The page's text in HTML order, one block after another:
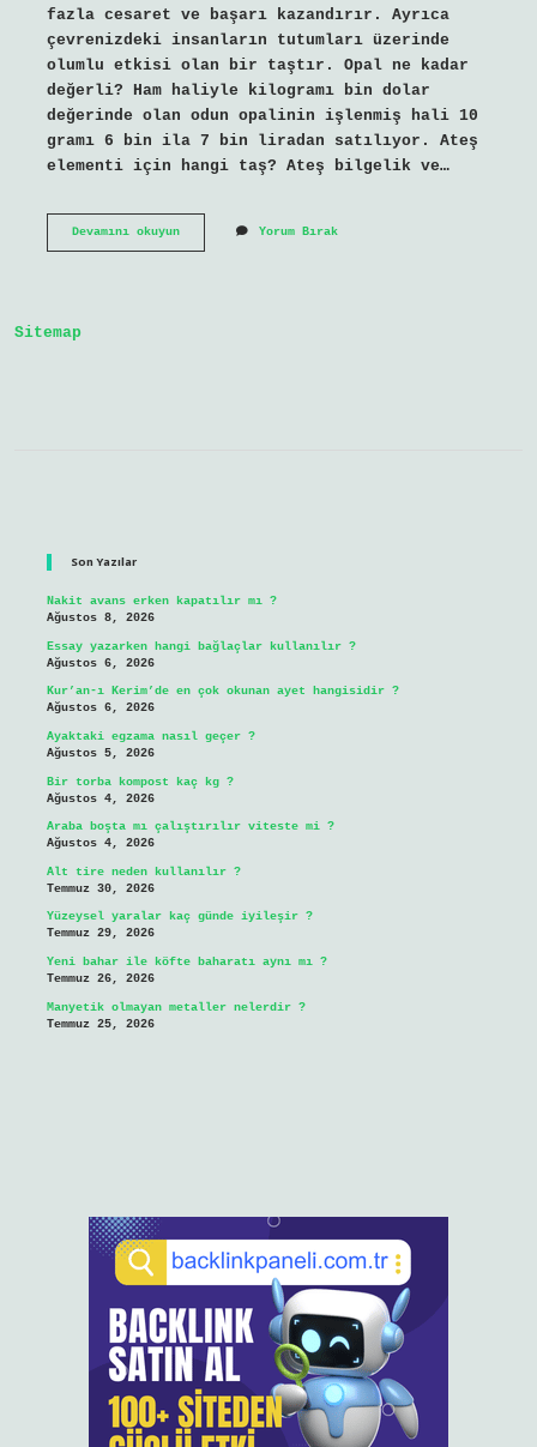
fazla cesaret ve başarı kazandırır. Ayrıca
çevrenizdeki insanların tutumları üzerinde
olumlu etkisi olan bir taştır. Opal ne kadar
değerli? Ham haliyle kilogramı bin dolar
değerinde olan odun opalinin işlenmiş hali 10
gramı 6 bin ila 7 bin liradan satılıyor. Ateş
elementi için hangi taş? Ateş bilgelik ve…
Devamını okuyunAteş
Yorum Bırak
Sitemap
Son Yazılar
Nakit avans erken kapatılır mı ?
Ağustos 8, 2026
Essay yazarken hangi bağlaçlar kullanılır ?
Ağustos 6, 2026
Kur’an-ı Kerim’de en çok okunan ayet hangisidir ?
Ağustos 6, 2026
Ayaktaki egzama nasıl geçer ?
Ağustos 5, 2026
Bir torba kompost kaç kg ?
Ağustos 4, 2026
Araba boşta mı çalıştırılır viteste mi ?
Ağustos 4, 2026
Alt tire neden kullanılır ?
Temmuz 30, 2026
Yüzeysel yaralar kaç günde iyileşir ?
Temmuz 29, 2026
Yeni bahar ile köfte baharatı aynı mı ?
Temmuz 26, 2026
Manyetik olmayan metaller nelerdir ?
Temmuz 25, 2026